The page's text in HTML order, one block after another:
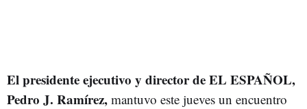
El presidente ejecutivo y director de EL ESPAÑOL,
Pedro J. Ramírez, mantuvo este jueves un encuentro